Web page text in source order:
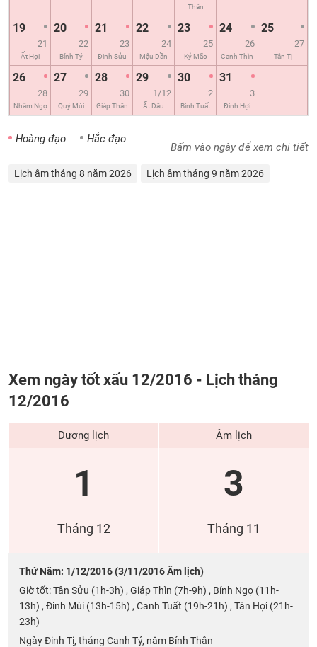
Thân
19
21
Ất Hợi
20
22
Bính Tý
21
23
Đinh Sửu
22
24
Mậu Dần
23
25
Kỷ Mão
24
26
Canh Thìn
25
27
Tân Tị
26
28
Nhâm Ngọ
27
29
Quý Mùi
28
30
Giáp Thân
29
1/12
Ất Dậu
30
2
Bính Tuất
31
3
Đinh Hợi
Hoàng đạo Hắc đạo
Bấm vào ngày để xem chi tiết
Lịch âm tháng 8 năm 2026 Lịch âm tháng 9 năm 2026
Xem ngày tốt xấu 12/2016 - Lịch tháng
12/2016
Dương lịch
1
Tháng 12
Âm lịch
3
Tháng 11
Thứ Năm: 1/12/2016 (3/11/2016 Âm lịch)
Giờ tốt: Tân Sửu (1h-3h) , Giáp Thìn (7h-9h) , Bính Ngọ (11h-
13h) , Đinh Mùi (13h-15h) , Canh Tuất (19h-21h) , Tân Hợi (21h-
23h)
Ngày Đinh Tị, tháng Canh Tý, năm Bính Thân